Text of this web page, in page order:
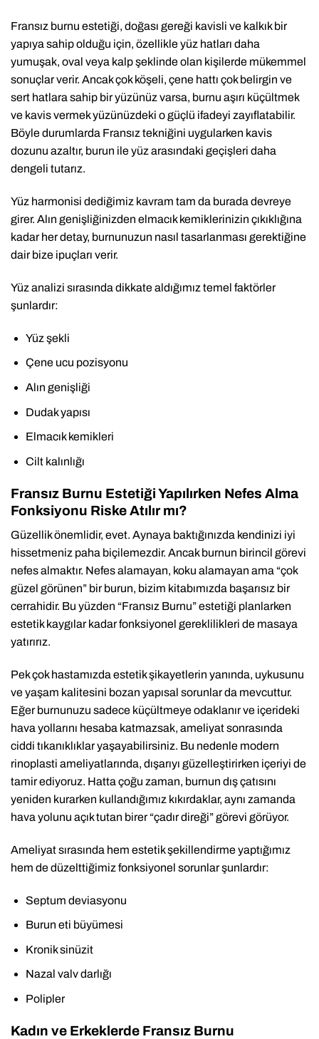
Fransız burnu estetiği, doğası gereği kavisli ve kalkık bir
yapıya sahip olduğu için, özellikle yüz hatları daha
yumuşak, oval veya kalp şeklinde olan kişilerde mükemmel
sonuçlar verir. Ancak çok köşeli, çene hattı çok belirgin ve
sert hatlara sahip bir yüzünüz varsa, burnu aşırı küçültmek
ve kavis vermek yüzünüzdeki o güçlü ifadeyi zayıflatabilir.
Böyle durumlarda Fransız tekniğini uygularken kavis
dozunu azaltır, burun ile yüz arasındaki geçişleri daha
dengeli tutarız.
Yüz harmonisi dediğimiz kavram tam da burada devreye
girer. Alın genişliğinizden elmacık kemiklerinizin çıkıklığına
kadar her detay, burnunuzun nasıl tasarlanması gerektiğine
dair bize ipuçları verir.
Yüz analizi sırasında dikkate aldığımız temel faktörler
şunlardır:
Yüz şekli
Çene ucu pozisyonu
Alın genişliği
Dudak yapısı
Elmacık kemikleri
Cilt kalınlığı
Fransız Burnu Estetiği Yapılırken Nefes Alma
Fonksiyonu Riske Atılır mı?
Güzellik önemlidir, evet. Aynaya baktığınızda kendinizi iyi
hissetmeniz paha biçilemezdir. Ancak burnun birincil görevi
nefes almaktır. Nefes alamayan, koku alamayan ama “çok
güzel görünen” bir burun, bizim kitabımızda başarısız bir
cerrahidir. Bu yüzden “Fransız Burnu” estetiği planlarken
estetik kaygılar kadar fonksiyonel gereklilikleri de masaya
yatırırız.
Pek çok hastamızda estetik şikayetlerin yanında, uykusunu
ve yaşam kalitesini bozan yapısal sorunlar da mevcuttur.
Eğer burnunuzu sadece küçültmeye odaklanır ve içerideki
hava yollarını hesaba katmazsak, ameliyat sonrasında
ciddi tıkanıklıklar yaşayabilirsiniz. Bu nedenle modern
rinoplasti ameliyatlarında, dışarıyı güzelleştirirken içeriyi de
tamir ediyoruz. Hatta çoğu zaman, burnun dış çatısını
yeniden kurarken kullandığımız kıkırdaklar, aynı zamanda
hava yolunu açık tutan birer “çadır direği” görevi görüyor.
Ameliyat sırasında hem estetik şekillendirme yaptığımız
hem de düzelttiğimiz fonksiyonel sorunlar şunlardır:
Septum deviasyonu
Burun eti büyümesi
Kronik sinüzit
Nazal valv darlığı
Polipler
Kadın ve Erkeklerde Fransız Burnu